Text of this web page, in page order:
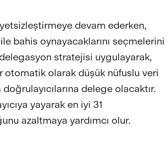
devam ederken,
bahis oynayacaklarını seçmelerini
stratejisi uygulayarak,
otomatik olarak düşük nüfuslu veri
delege olacaktır.
yayarak en iyi 31
azaltmaya yardımcı olur.